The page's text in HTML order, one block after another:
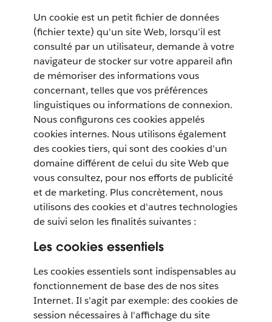
Un cookie est un petit fichier de données
(fichier texte) qu'un site Web, lorsqu'il est
consulté par un utilisateur, demande à votre
navigateur de stocker sur votre appareil afin
de mémoriser des informations vous
concernant, telles que vos préférences
linguistiques ou informations de connexion.
Nous configurons ces cookies appelés
cookies internes. Nous utilisons également
des cookies tiers, qui sont des cookies d'un
domaine différent de celui du site Web que
vous consultez, pour nos efforts de publicité
et de marketing. Plus concrètement, nous
utilisons des cookies et d'autres technologies
de suivi selon les finalités suivantes :
Les cookies essentiels
Les cookies essentiels sont indispensables au
fonctionnement de base des de nos sites
Internet. Il s'agit par exemple: des cookies de
session nécessaires à l'affichage du site